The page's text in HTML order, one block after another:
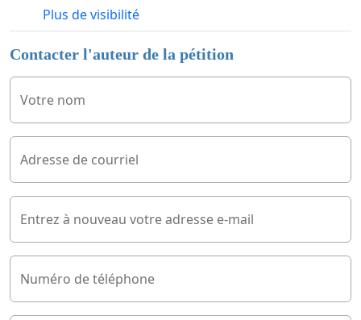
Plus de visibilité
Contacter l'auteur de la pétition
Votre nom
Adresse de courriel
Entrez à nouveau votre adresse e-mail
Numéro de téléphone